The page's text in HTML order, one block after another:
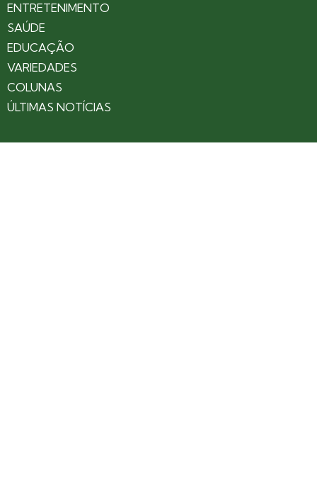
ENTRETENIMENTO
SAÚDE
EDUCAÇÃO
VARIEDADES
COLUNAS
ÚLTIMAS NOTÍCIAS